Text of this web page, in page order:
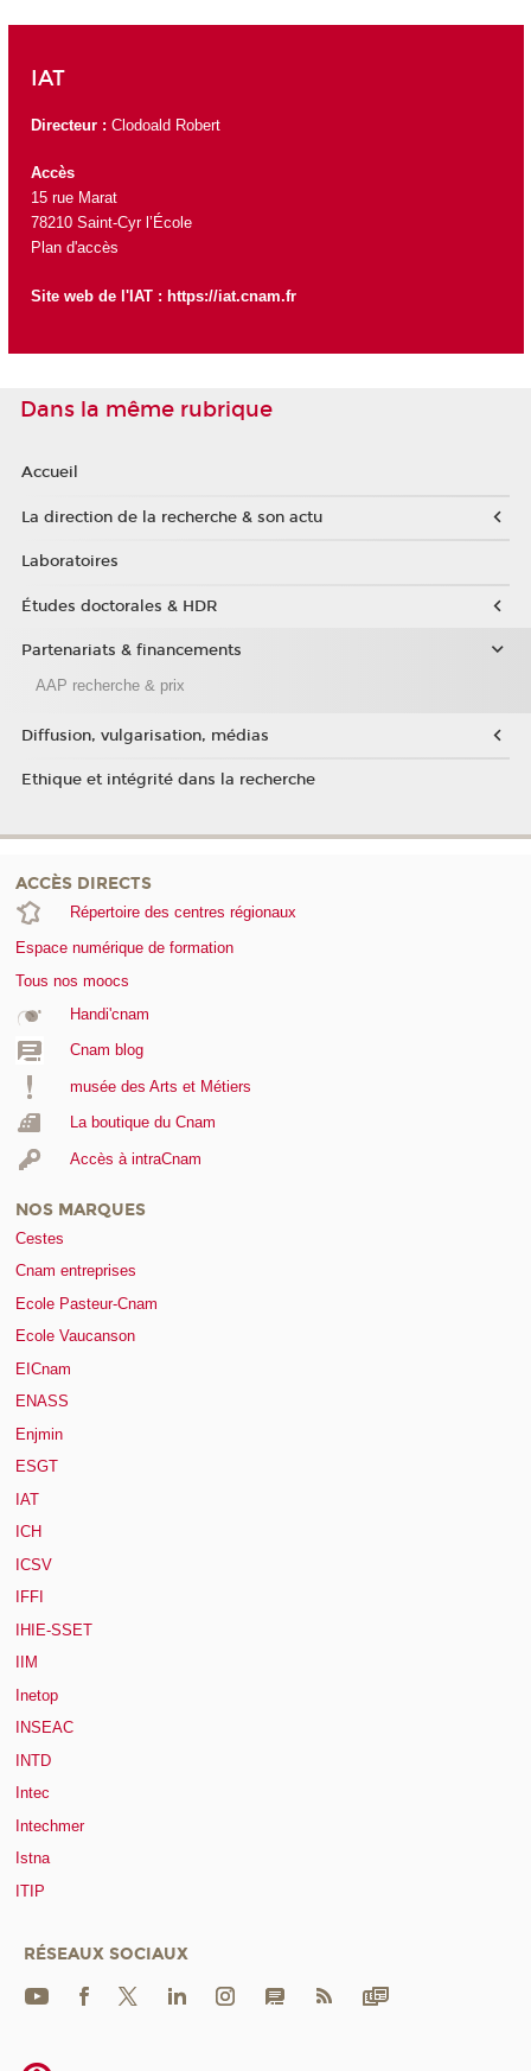
IAT
Directeur : Clodoald Robert
Accès
15 rue Marat
78210 Saint-Cyr l’École
Plan d'accès
Site web de l'IAT : https://iat.cnam.fr
Dans la même rubrique
Accueil
La direction de la recherche & son actu
Laboratoires
Études doctorales & HDR
Partenariats & financements
AAP recherche & prix
Diffusion, vulgarisation, médias
Ethique et intégrité dans la recherche
ACCÈS DIRECTS
Répertoire des centres régionaux
Espace numérique de formation
Tous nos moocs
Handi'cnam
Cnam blog
musée des Arts et Métiers
La boutique du Cnam
Accès à intraCnam
NOS MARQUES
Cestes
Cnam entreprises
Ecole Pasteur-Cnam
Ecole Vaucanson
EICnam
ENASS
Enjmin
ESGT
IAT
ICH
ICSV
IFFI
IHIE-SSET
IIM
Inetop
INSEAC
INTD
Intec
Intechmer
Istna
ITIP
RÉSEAUX SOCIAUX